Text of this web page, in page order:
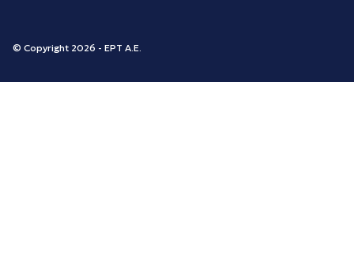
© Copyright 2026 - ΕΡΤ Α.Ε.